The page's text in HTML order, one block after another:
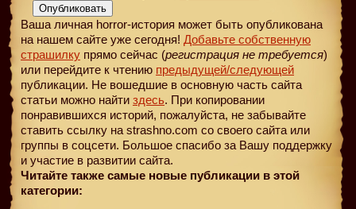
Опубликовать
Ваша личная horror-история может быть опубликована
на нашем сайте уже сегодня! Добавьте собственную
страшилку прямо сейчас (регистрация не требуется)
или перейдите к чтению предыдущей/следующей
публикации. Не вошедшие в основную часть сайта
статьи можно найти здесь. При копировании
понравившихся историй, пожалуйста, не забывайте
ставить ссылку на strashno.com со своего сайта или
группы в соцсети. Большое спасибо за Вашу поддержку
и участие в развитии сайта.
Читайте также самые новые публикации в этой
категории: